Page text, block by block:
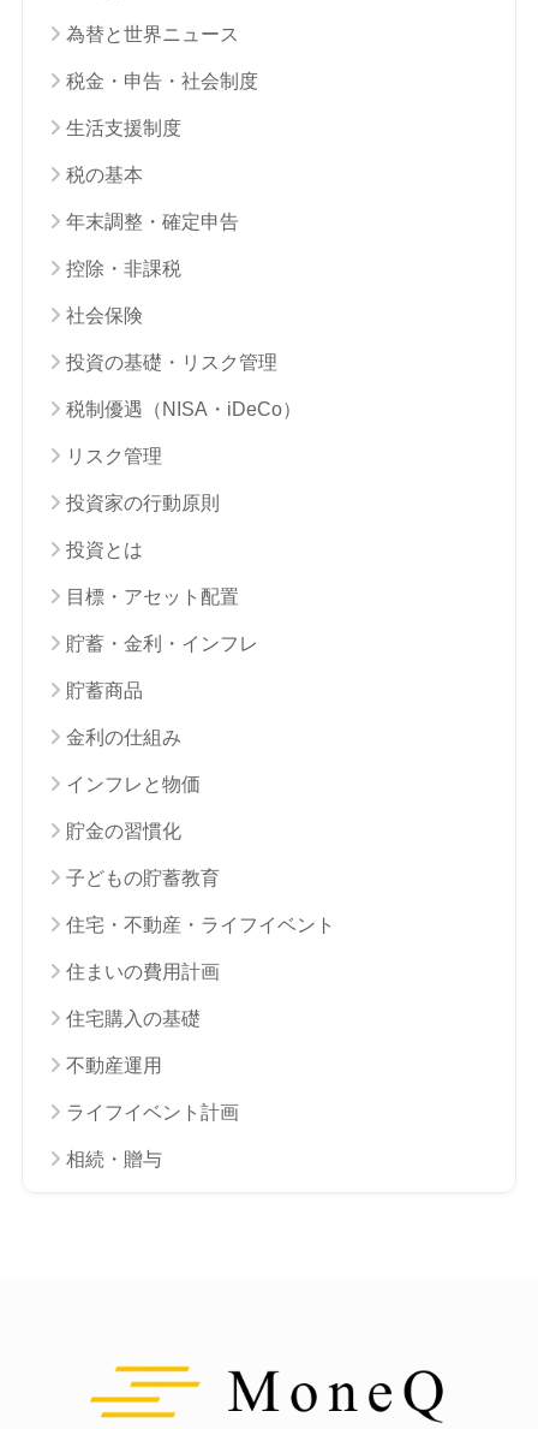
為替と世界ニュース
税金・申告・社会制度
生活支援制度
税の基本
年末調整・確定申告
控除・非課税
社会保険
投資の基礎・リスク管理
税制優遇（NISA・iDeCo）
リスク管理
投資家の行動原則
投資とは
目標・アセット配置
貯蓄・金利・インフレ
貯蓄商品
金利の仕組み
インフレと物価
貯金の習慣化
子どもの貯蓄教育
住宅・不動産・ライフイベント
住まいの費用計画
住宅購入の基礎
不動産運用
ライフイベント計画
相続・贈与